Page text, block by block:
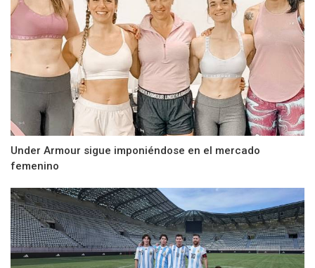
Under Armour sigue imponiéndose en el mercado
femenino